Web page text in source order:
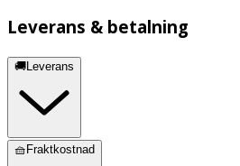
Leverans & betalning
🚚Leverans
🧺Fraktkostnad